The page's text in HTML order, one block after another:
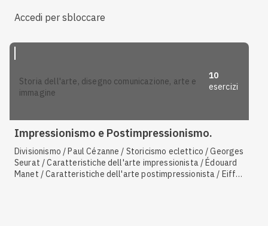
Accedi per sbloccare
storia dell'arte, disegno comunicazione, arte e
immagine
10
esercizi
Impressionismo e Postimpressionismo.
Divisionismo / Paul Cézanne / Storicismo eclettico / Georges
Seurat / Caratteristiche dell'arte impressionista / Édouard
Manet / Caratteristiche dell'arte postimpressionista / Eiffel